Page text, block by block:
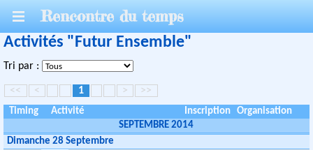
Rencontre du temps
Activités "Futur Ensemble"
Tri par :
<< < 1 > >>
Timing Activité Inscription
Organisation
SEPTEMBRE 2014
Dimanche 28 Septembre